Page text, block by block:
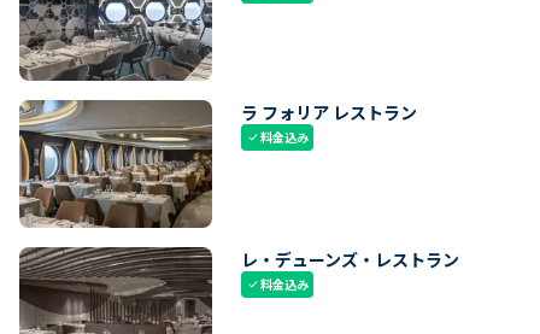
ラ フォリア レストラン
check料金込み
レ・デューンズ・レストラン
check料金込み